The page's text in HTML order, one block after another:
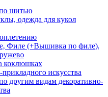
шитью
одежда для кукол
Филе (+Вышивка по филе),
коклюшках
искусства
другим видам декоративно-